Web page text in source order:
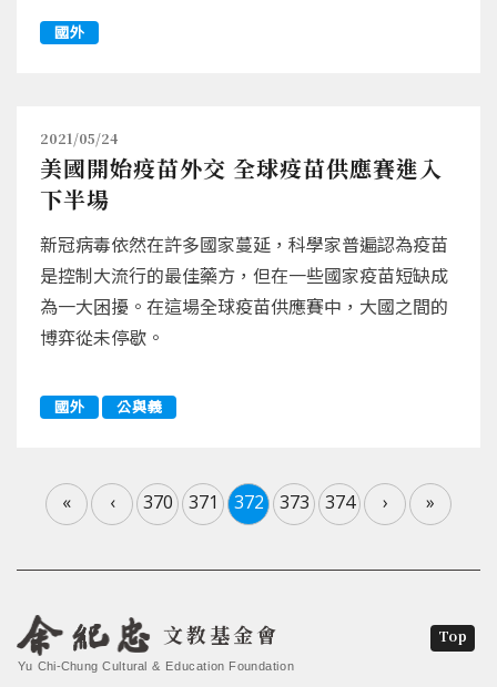
國外
2021/05/24
美國開始疫苗外交 全球疫苗供應賽進入
下半場
新冠病毒依然在許多國家蔓延，科學家普遍認為疫苗
是控制大流行的最佳藥方，但在一些國家疫苗短缺成
為一大困擾。在這場全球疫苗供應賽中，大國之間的
博弈從未停歇。
國外 公與義
« ‹ 370 371 372 373 374 › »
文教基金會
Yu Chi-Chung Cultural & Education Foundation
Top